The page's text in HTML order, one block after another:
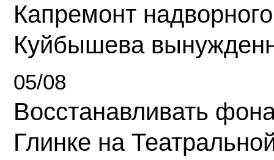
Капремонт
Куйбышева
05/08
Восстанавливать
Глинке на